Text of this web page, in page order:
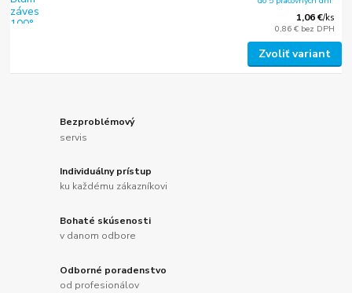
1,06 €/ks
0,86 € bez DPH
Zvoliť variant
Bezproblémový
servis
Individuálny prístup
ku každému zákazníkovi
Bohaté skúsenosti
v danom odbore
Odborné poradenstvo
od profesionálov